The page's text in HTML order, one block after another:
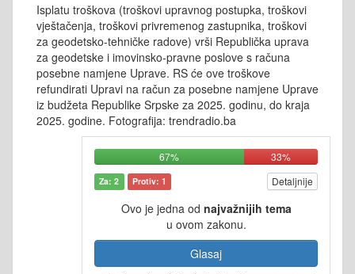
Isplatu troškova (troškovi upravnog postupka, troškovi
vještačenja, troškovi privremenog zastupnika, troškovi
za geodetsko-tehničke radove) vrši Republička uprava
za geodetske i imovinsko-pravne poslove s računa
posebne namjene Uprave. RS će ove troškove
refundirati Upravi na račun za posebne namjene Uprave
iz budžeta Republike Srpske za 2025. godinu, do kraja
2025. godine. Fotografija: trendradio.ba
67% 33%
Za: 2 Protiv: 1 Detaljnije
Ovo je jedna od najvažnijih tema
u ovom zakonu.
Glasaj